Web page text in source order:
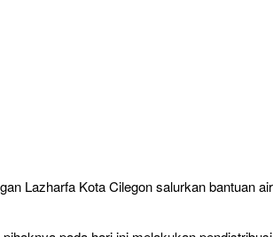
Lazharfa Kota Cilegon salurkan bantuan